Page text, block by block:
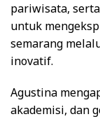
pariwisata,
untuk
semarang
inovatif.
Agustina
akademisi, dan